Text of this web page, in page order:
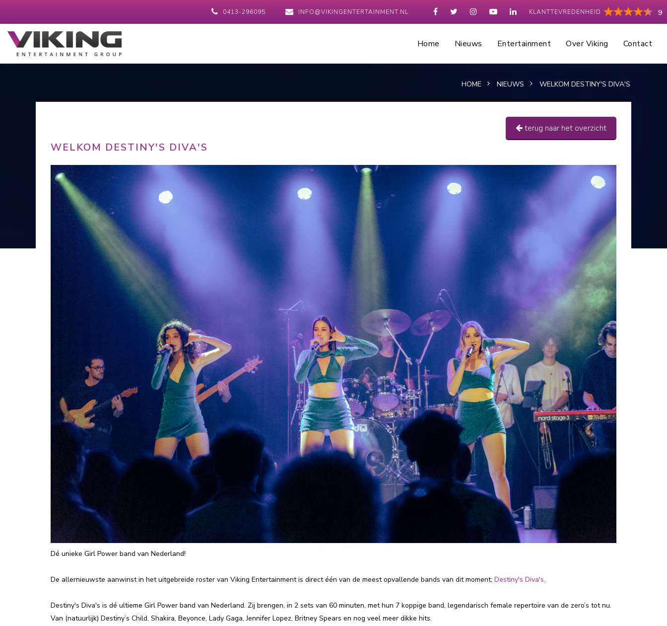
KLANTTEVREDENHEID 9
0413-296095 INFO@VIKINGENTERTAINMENT.NL
Home Nieuws Entertainment Over Viking Contact
HOME NIEUWS WELKOM DESTINY'S DIVA'S
terug naar het overzicht
WELKOM DESTINY'S DIVA'S
Dé unieke Girl Power band van Nederland!
De allernieuwste aanwinst in het uitgebreide roster van Viking Entertainment is direct één van de meest opvallende bands van dit moment; Destiny's Diva's.
Destiny's Diva's is dé ultieme Girl Power band van Nederland. Zij brengen, in 2 sets van 60 minuten, met hun 7 koppige band, legendarisch female repertoire van de zero’s tot nu.
Van (natuurlijk) Destiny’s Child, Shakira, Beyonce, Lady Gaga, Jennifer Lopez, Britney Spears en nog veel meer dikke hits.